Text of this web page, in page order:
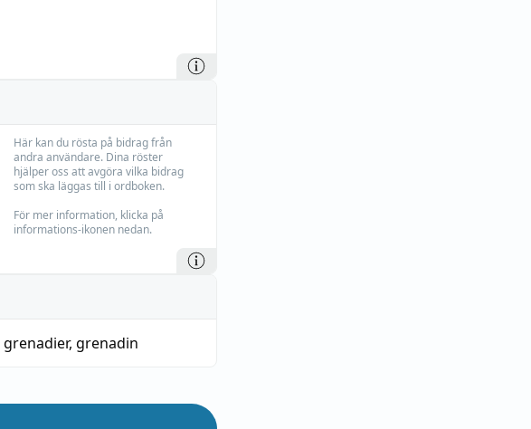
Här kan du rösta på bidrag från
andra användare. Dina röster
hjälper oss att avgöra vilka bidrag
som ska läggas till i ordboken.
För mer information, klicka på
informations-ikonen nedan.
grenadier, grenadin